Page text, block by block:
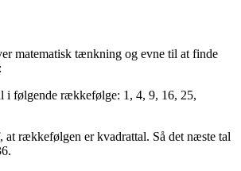
matematisk tænkning og evne til at finde
i følgende rækkefølge: 1, 4, 9, 16, 25,
at rækkefølgen er kvadrattal. Så det næste tal